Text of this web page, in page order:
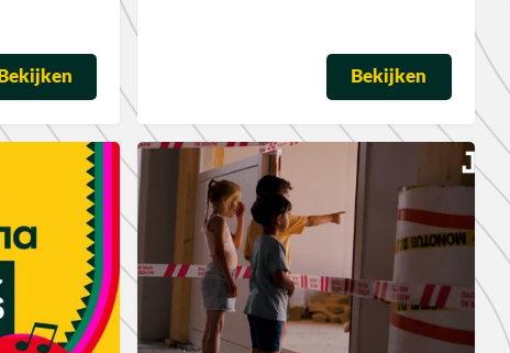
Bekijken Bekijken